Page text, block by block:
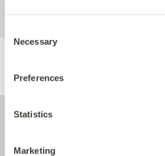
Selection
Necessary
Preferences
Statistics
Marketing